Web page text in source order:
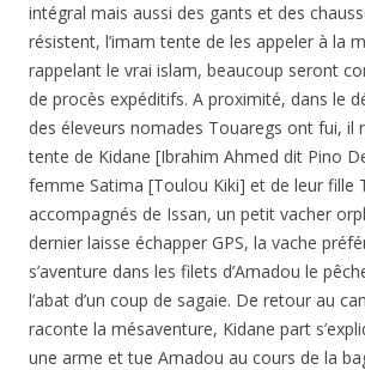
intégral mais aussi des gants et des
résistent, l’imam tente de les appeler à la
rappelant le vrai islam, beaucoup seront
de procès expéditifs. A proximité, dans le
des éleveurs nomades Touaregs ont fui, il
tente de Kidane [Ibrahim Ahmed dit Pino
femme Satima [Toulou Kiki] et de leur fille
accompagnés de Issan, un petit vacher
dernier laisse échapper GPS, la vache
s’aventure dans les filets d’Amadou le
l’abat d’un coup de sagaie. De retour au
raconte la mésaventure, Kidane part
une arme et tue Amadou au cours de la